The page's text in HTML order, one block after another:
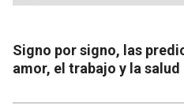
Signo por signo, las
amor, el trabajo y la